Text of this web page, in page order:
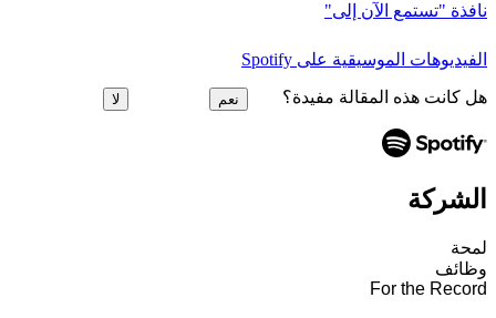
نافذة "تستمع الآن إلى"
الفيديوهات الموسيقية على Spotify
هل كانت هذه المقالة مفيدة؟ نعم لا
الشركة
لمحة
وظائف
For the Record